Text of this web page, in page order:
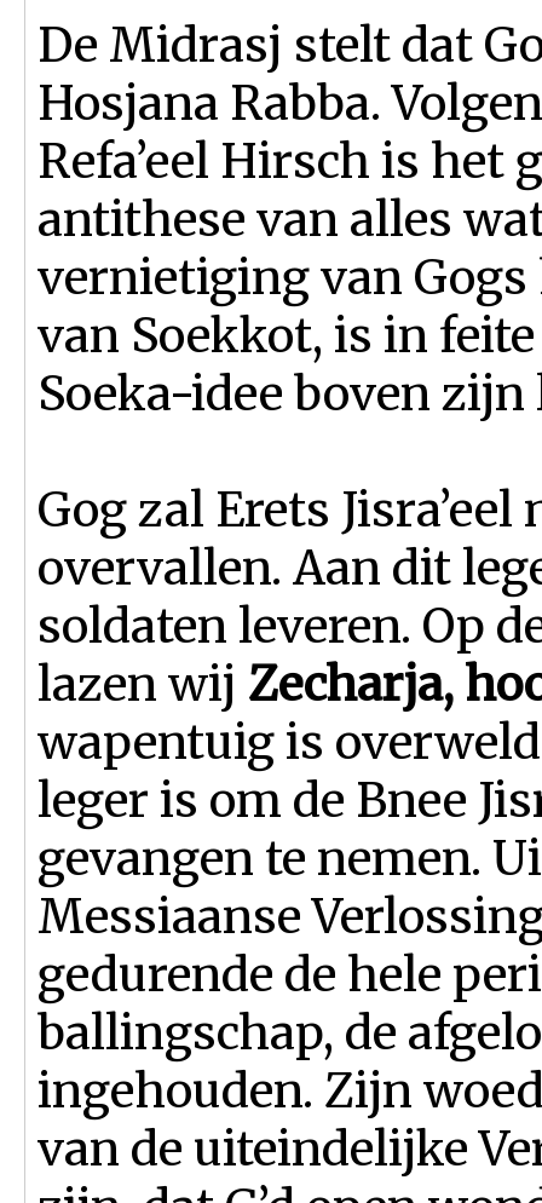
De Midrasj stelt dat
Hosjana Rabba.
Refa’eel Hirsch is het
antithese van alles
vernietiging van
van Soekkot, is in
Soeka-idee boven
Gog zal Erets
overvallen. Aan dit
soldaten leveren. Op
lazen wij Zecharja,
wapentuig is
leger is om de Bnee
gevangen te nemen.
Messiaanse
gedurende de hele
ballingschap, de
ingehouden. Zijn
van de uiteindelijke